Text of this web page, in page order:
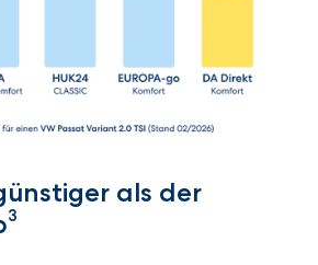
als der
3